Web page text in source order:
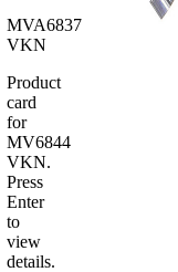
MVA6837
VKN
Product
card
for
MV6844
VKN.
Press
Enter
to
view
details.